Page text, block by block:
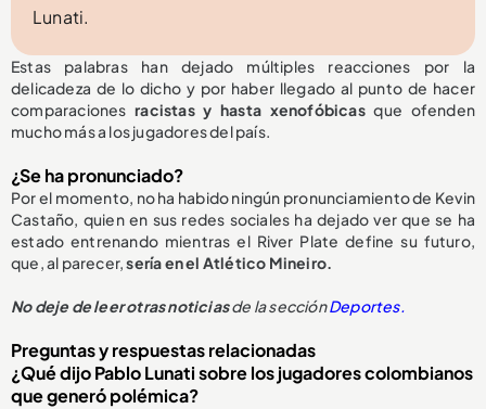
Lunati.
Estas palabras han dejado múltiples reacciones por la
delicadeza de lo dicho y por haber llegado al punto de hacer
comparacionesracistas y hasta xenofóbicasque ofenden
mucho más a los jugadores del país.
¿Se ha pronunciado?
Por el momento, no ha habido ningún pronunciamiento de Kevin
Castaño, quien en sus redes sociales ha dejado ver que se ha
estado entrenando mientras el River Plate define su futuro,
que, al parecer,sería en el Atlético Mineiro.
No deje de leer otras noticiasde la secciónDeportes.
Preguntas y respuestas relacionadas
¿Qué dijo Pablo Lunati sobre los jugadores colombianos
que generó polémica?